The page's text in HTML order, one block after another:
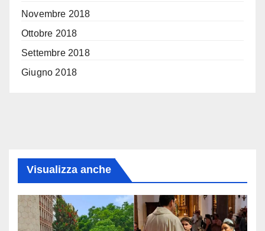
Novembre 2018
Ottobre 2018
Settembre 2018
Giugno 2018
Visualizza anche